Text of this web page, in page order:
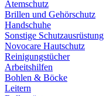
Atemschutz
Brillen und Gehörschutz
Handschuhe
Sonstige Schutzausrüstung
Novocare Hautschutz
Reinigungstücher
Arbeitshilfen
Bohlen & Böcke
Leitern